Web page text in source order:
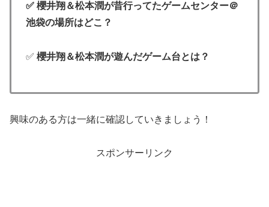
✅ 櫻井翔＆松本潤が昔行ってたゲームセンター＠
池袋の場所はどこ？
✅ 櫻井翔＆松本潤が遊んだゲーム台とは？
興味のある方は一緒に確認していきましょう！
スポンサーリンク